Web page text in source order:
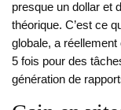
presque un dollar et
théorique. C’est ce
globale, a
5 fois pour des
génération de